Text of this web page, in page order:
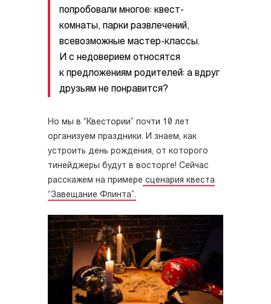
попробовали многое: квест-
комнаты, парки развлечений,
всевозможные мастер-классы.
И с недоверием относятся
к предложениям родителей: а вдруг
друзьям не понравится?
Но мы в “Квестории” почти 10 лет
организуем праздники. И знаем, как
устроить день рождения, от которого
тинейджеры будут в восторге! Сейчас
расскажем на примере сценария квеста
“Завещание Флинта”.